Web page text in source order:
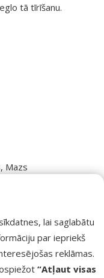
lai saglabātu
par iepriekš
reklāmas.
“Atļaut visas
tā tīrīšanu.
Mazs
29 cm
cm
5 kg